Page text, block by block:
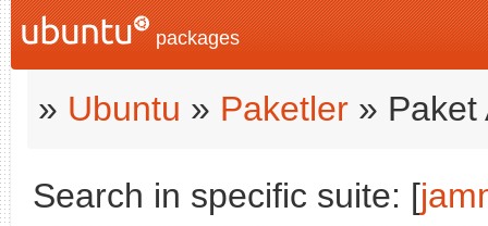
packages
» Ubuntu » Paketler » Paket
Search in specific suite: [